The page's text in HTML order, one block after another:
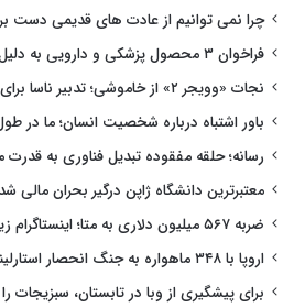
چرا نمی توانیم از عادت های قدیمی دست
فراخوان ۳ محصول پزشکی و دارویی به دلیل خطرهای کیفی و ایمنی
نجات «وویجر ۲» از خاموشی؛ تدبیر ناسا برای حفظ کاوشگر ۴۸ ساله
باور اشتباه درباره شخصیت انسان؛ ما در
رسانه؛ حلقه مفقوده تبدیل فناوری به قدرت
معتبرترین دانشگاه ژاپن درگیر بحران مالی شد
ضربه ۵۶۷ میلیون دلاری به متا؛ اینستاگرام زیر تیغ دادگاه
اروپا با ۳۴۸ ماهواره به جنگ انحصار استارلینک می‌رود
برای پیشگیری از وبا در تابستان، سبزیجات